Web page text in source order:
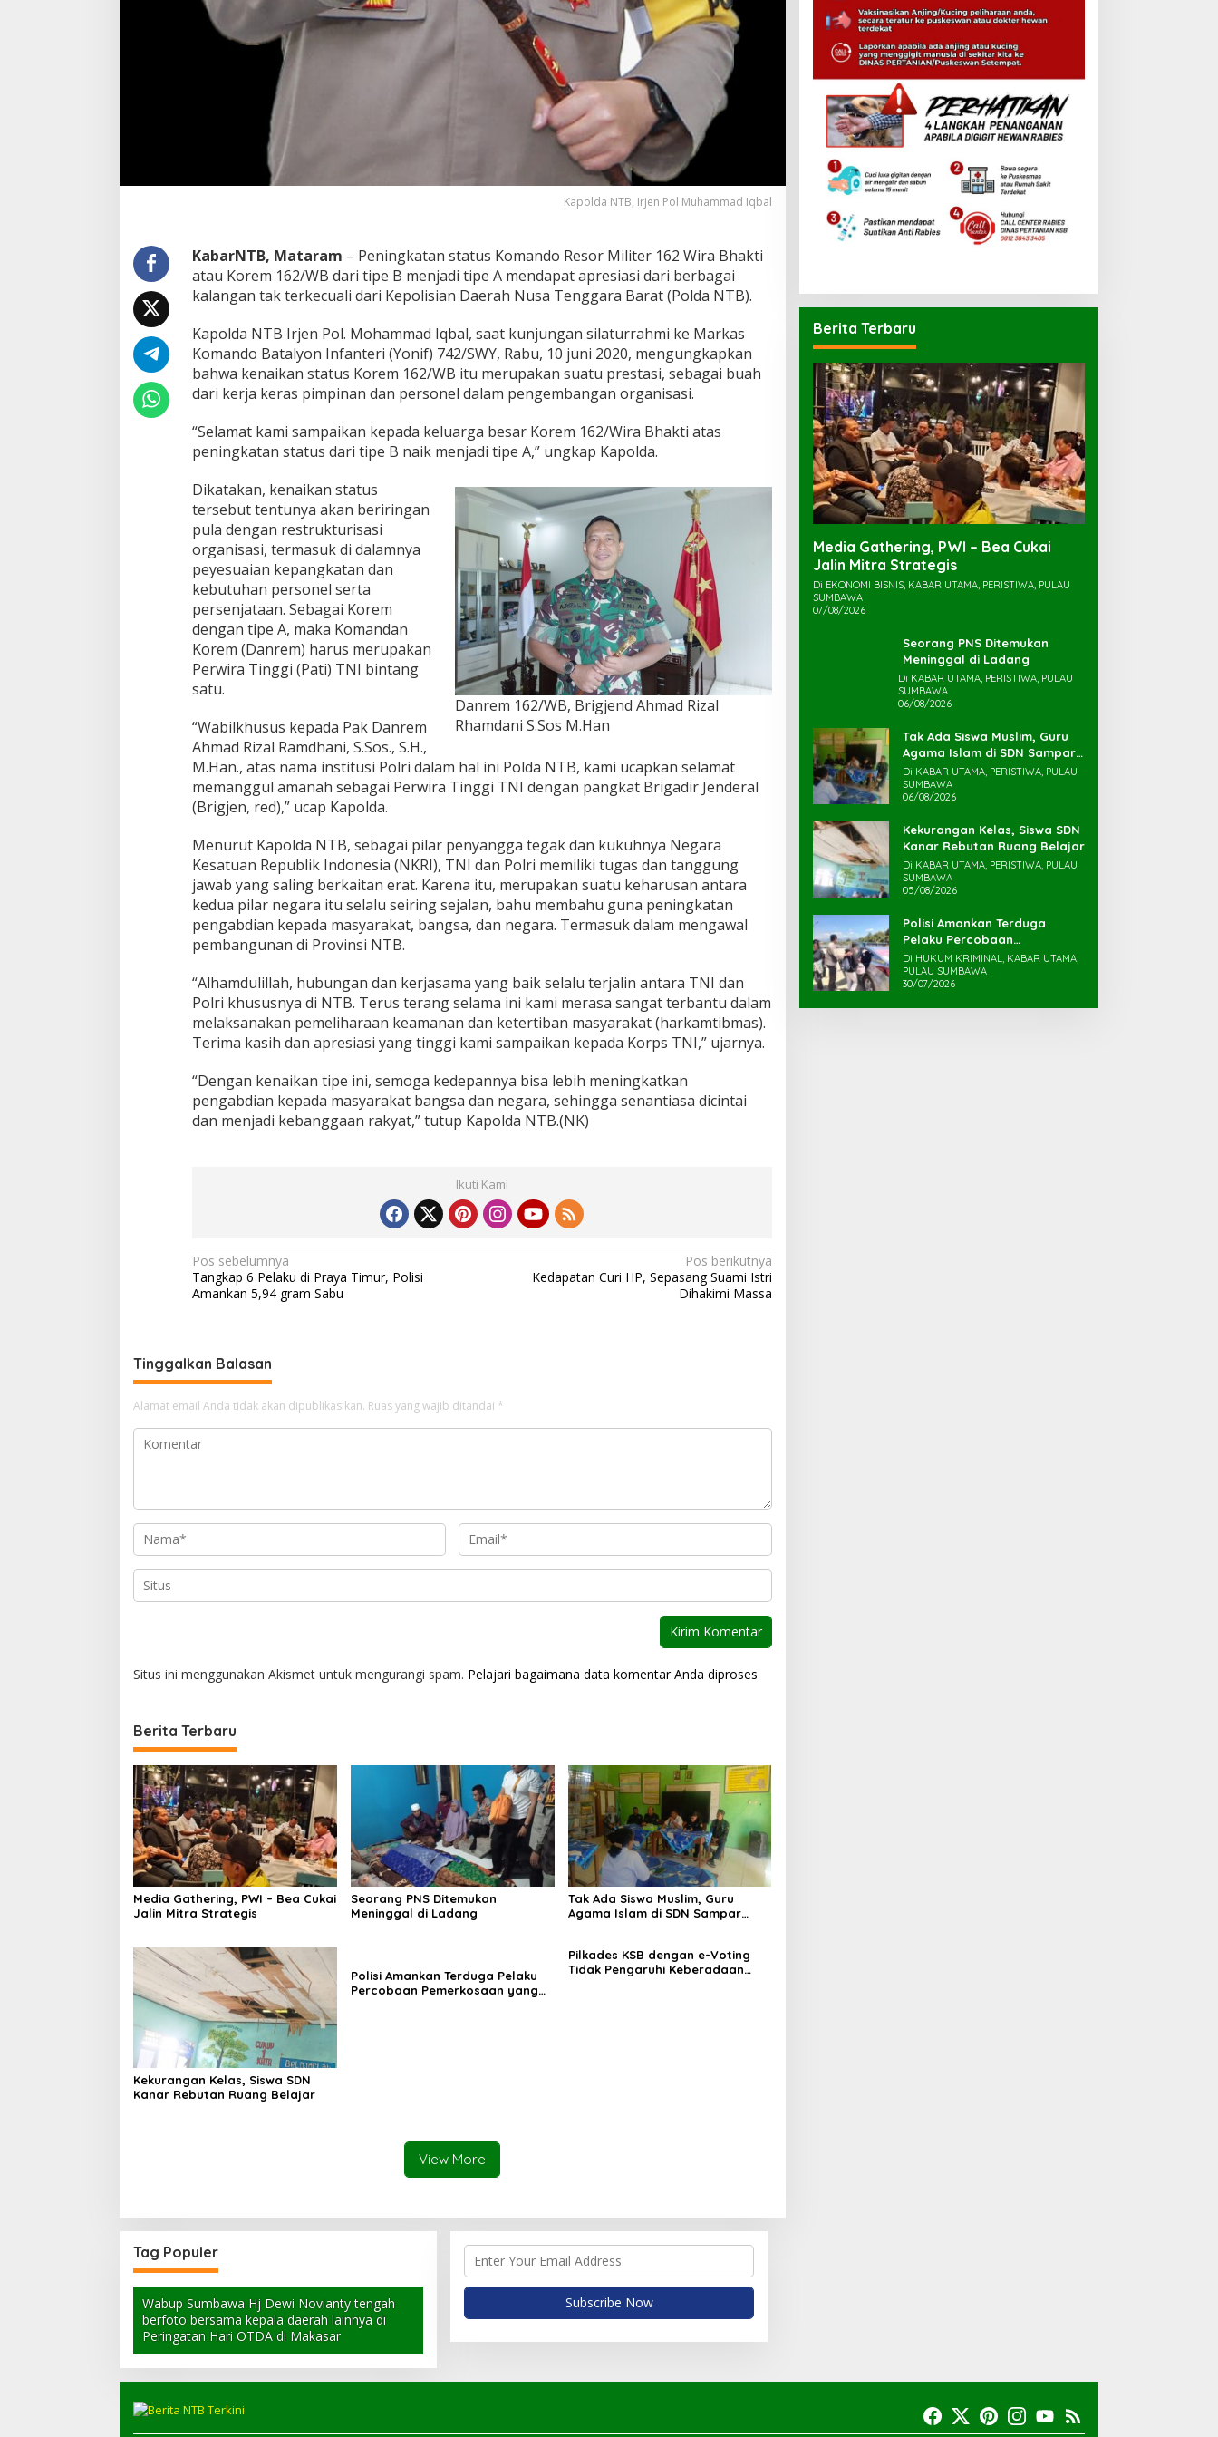
e
a
k
a
n
r
e
1
6
/
W
Kapolda NTB, Irjen Pol Muhammad Iqbal
KabarNTB, Mataram – Peningkatan status Komando Resor Militer 162 Wira Bhakti
atau Korem 162/WB dari tipe B menjadi tipe A mendapat apresiasi dari berbagai
kalangan tak terkecuali dari Kepolisian Daerah Nusa Tenggara Barat (Polda NTB).
Kapolda NTB Irjen Pol. Mohammad Iqbal, saat kunjungan silaturrahmi ke Markas
Komando Batalyon Infanteri (Yonif) 742/SWY, Rabu, 10 juni 2020, mengungkapkan
bahwa kenaikan status Korem 162/WB itu merupakan suatu prestasi, sebagai buah
dari kerja keras pimpinan dan personel dalam pengembangan organisasi.
“Selamat kami sampaikan kepada keluarga besar Korem 162/Wira Bhakti atas
peningkatan status dari tipe B naik menjadi tipe A,” ungkap Kapolda.
Danrem 162/WB, Brigjend Ahmad Rizal
Rhamdani S.Sos M.Han
Dikatakan, kenaikan status
tersebut tentunya akan beriringan
pula dengan restrukturisasi
organisasi, termasuk di dalamnya
peyesuaian kepangkatan dan
kebutuhan personel serta
persenjataan. Sebagai Korem
dengan tipe A, maka Komandan
Korem (Danrem) harus merupakan
Perwira Tinggi (Pati) TNI bintang
satu.
“Wabilkhusus kepada Pak Danrem
Ahmad Rizal Ramdhani, S.Sos., S.H.,
M.Han., atas nama institusi Polri dalam hal ini Polda NTB, kami ucapkan selamat
memanggul amanah sebagai Perwira Tinggi TNI dengan pangkat Brigadir Jenderal
(Brigjen, red),” ucap Kapolda.
Menurut Kapolda NTB, sebagai pilar penyangga tegak dan kukuhnya Negara
Kesatuan Republik Indonesia (NKRI), TNI dan Polri memiliki tugas dan tanggung
jawab yang saling berkaitan erat. Karena itu, merupakan suatu keharusan antara
kedua pilar negara itu selalu seiring sejalan, bahu membahu guna peningkatan
pengabdian kepada masyarakat, bangsa, dan negara. Termasuk dalam mengawal
pembangunan di Provinsi NTB.
“Alhamdulillah, hubungan dan kerjasama yang baik selalu terjalin antara TNI dan
Polri khususnya di NTB. Terus terang selama ini kami merasa sangat terbantu dalam
melaksanakan pemeliharaan keamanan dan ketertiban masyarakat (harkamtibmas).
Terima kasih dan apresiasi yang tinggi kami sampaikan kepada Korps TNI,” ujarnya.
“Dengan kenaikan tipe ini, semoga kedepannya bisa lebih meningkatkan
pengabdian kepada masyarakat bangsa dan negara, sehingga senantiasa dicintai
dan menjadi kebanggaan rakyat,” tutup Kapolda NTB.(NK)
Ikuti Kami
N
a
g
a
s
i
s
Pos sebelumnya
Tangkap 6 Pelaku di Praya Timur, Polisi
Amankan 5,94 gram Sabu
Pos berikutnya
Kedapatan Curi HP, Sepasang Suami Istri
Dihakimi Massa
Tinggalkan Balasan
Alamat email Anda tidak akan dipublikasikan. Ruas yang wajib ditandai *
Situs ini menggunakan Akismet untuk mengurangi spam. Pelajari bagaimana data komentar Anda diproses
Berita Terbaru
Media Gathering, PWI – Bea Cukai
Jalin Mitra Strategis
Seorang PNS Ditemukan
Meninggal di Ladang
Tak Ada Siswa Muslim, Guru
Agama Islam di SDN Sampar
Kekurangan Kelas, Siswa SDN
Kanar Rebutan Ruang Belajar
Polisi Amankan Terduga Pelaku
Percobaan Pemerkosaan yang
Pilkades KSB dengan e-Voting
Tidak Pengaruhi Keberadaan
View More
Berita Terbaru
Media Gathering, PWI – Bea Cukai
Jalin Mitra Strategis
Di EKONOMI BISNIS, KABAR UTAMA, PERISTIWA, PULAU
SUMBAWA
07/08/2026
Seorang PNS Ditemukan
Meninggal di Ladang
Di KABAR UTAMA, PERISTIWA, PULAU
SUMBAWA
06/08/2026
Tak Ada Siswa Muslim, Guru
Agama Islam di SDN Sampar
Maras Terkatung-katung ‎
Di KABAR UTAMA, PERISTIWA, PULAU
SUMBAWA
06/08/2026
Kekurangan Kelas, Siswa SDN
Kanar Rebutan Ruang Belajar
Di KABAR UTAMA, PERISTIWA, PULAU
SUMBAWA
05/08/2026
Polisi Amankan Terduga
Pelaku Percobaan
Pemerkosaan yang Ancam
Korban dengan Parang
Di HUKUM KRIMINAL, KABAR UTAMA,
PULAU SUMBAWA
30/07/2026
Tag Populer
Wabup Sumbawa Hj Dewi Novianty tengah
berfoto bersama kepala daerah lainnya di
Peringatan Hari OTDA di Makasar